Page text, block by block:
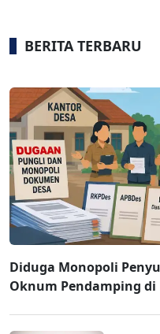
BERITA TERBARU
Diduga Monopoli
Oknum Pendamping